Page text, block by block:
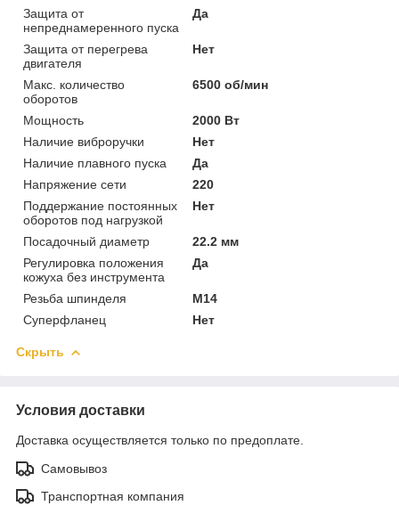
Защита от
непреднамеренного пуска
Да
Защита от перегрева
двигателя
Нет
Макс. количество
оборотов
6500 об/мин
Мощность
2000 Вт
Наличие виброручки
Нет
Наличие плавного пуска
Да
Напряжение сети
220
Поддержание постоянных
оборотов под нагрузкой
Нет
Посадочный диаметр
22.2 мм
Регулировка положения
кожуха без инструмента
Да
Резьба шпинделя
M14
Суперфланец
Нет
Скрыть
Условия доставки
Доставка осуществляется только по предоплате.
Самовывоз
Транспортная компания